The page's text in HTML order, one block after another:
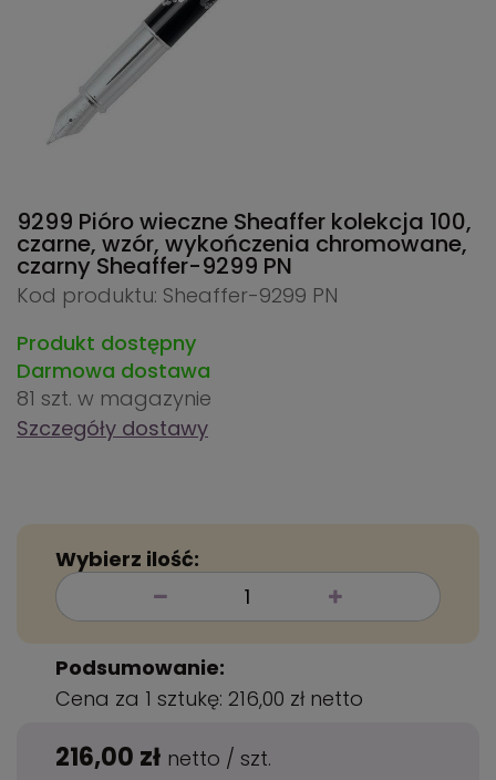
9299 Pióro wieczne Sheaffer kolekcja 100,
czarne, wzór, wykończenia chromowane,
czarny Sheaffer-9299 PN
Kod produktu: Sheaffer-9299 PN
Produkt dostępny
Darmowa dostawa
81 szt. w magazynie
Szczegóły dostawy
Wybierz ilość:
Podsumowanie:
Cena za 1 sztukę: 216,00 zł netto
216,00 zł netto / szt.